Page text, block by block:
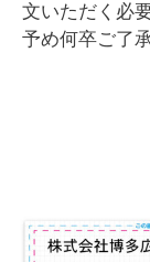
文いただく必
予め何卒ご了